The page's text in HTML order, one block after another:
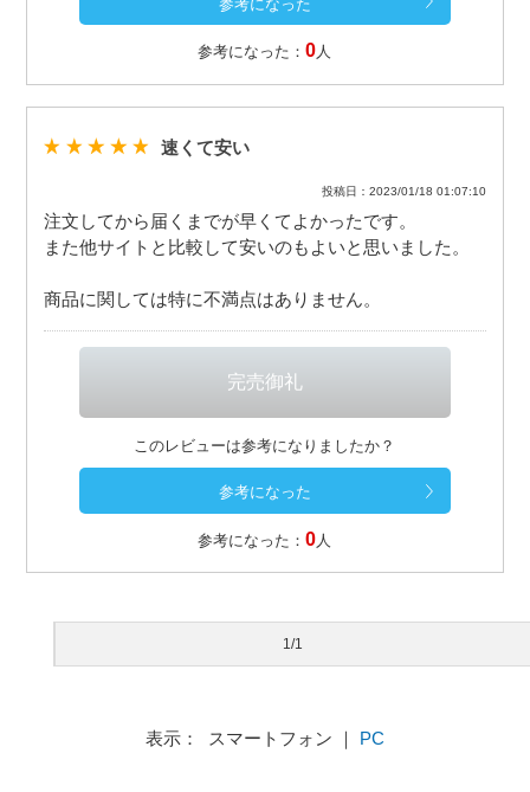
参考になった：0人
速くて安い
投稿日：2023/01/18 01:07:10
注文してから届くまでが早くてよかったです。
また他サイトと比較して安いのもよいと思いました。
商品に関しては特に不満点はありません。
このレビューは参考になりましたか？
参考になった：0 人
1/1
表示： スマートフォン ｜ PC